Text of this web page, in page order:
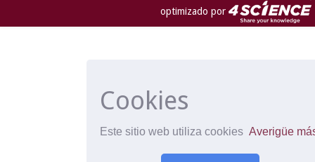
Cookies
Este sitio web utiliza cookies Averigüe
optimizado por